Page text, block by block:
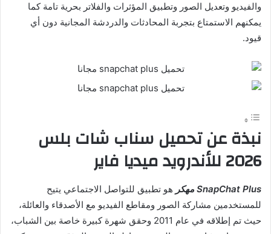
والفيديو وتعديل الصور وتطبيق المؤثرات والفلاتر بحرية تامة كما
يمكنهم الاستمتاع بتجربة المحادثات والدردشة المجانية دون أي
قيود.
نبذةعنتحميل سناب شات بلس
2026 للأندرويد ميديا فاير
SnapChat Plus مهكر
هو تطبيق للتواصل الاجتماعي يتيح
للمستخدمين مشاركة الصور ومقاطع الفيديو مع الأصدقاء والعائلة،
حيث تم إطلاقه في عام
وحقق شهرة كبيرة خاصة بين الشباب،